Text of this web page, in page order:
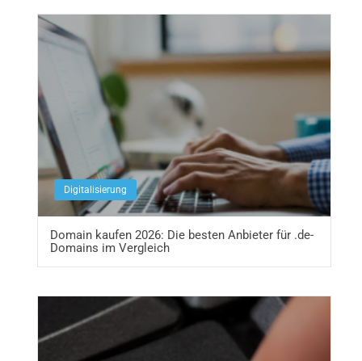
Digitalisierung
Domain kaufen 2026: Die besten Anbieter für .de-
Domains im Vergleich